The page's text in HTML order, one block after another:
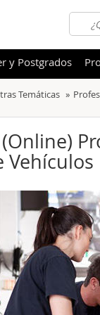
Idiomas
Otras
Temáticas
Vehículos
y Postgrados